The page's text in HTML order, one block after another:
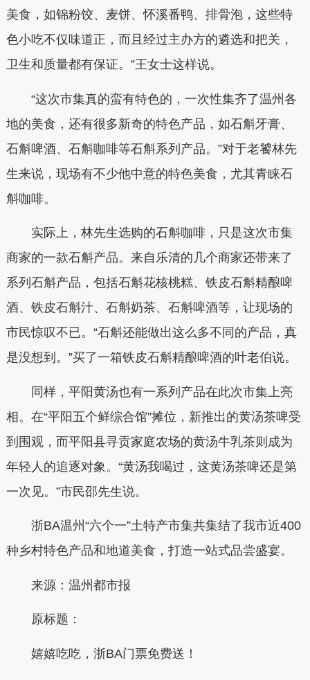
美食，如锦粉饺、麦饼、怀溪番鸭、排骨泡，这些特
色小吃不仅味道正，而且经过主办方的遴选和把关，
卫生和质量都有保证。”王女士这样说。
“这次市集真的蛮有特色的，一次性集齐了温州各
地的美食，还有很多新奇的特色产品，如石斛牙膏、
石斛啤酒、石斛咖啡等石斛系列产品。”对于老饕林先
生来说，现场有不少他中意的特色美食，尤其青睐石
斛咖啡。
实际上，林先生选购的石斛咖啡，只是这次市集
商家的一款石斛产品。来自乐清的几个商家还带来了
系列石斛产品，包括石斛花核桃糕、铁皮石斛精酿啤
酒、铁皮石斛汁、石斛奶茶、石斛啤酒等，让现场的
市民惊叹不已。“石斛还能做出这么多不同的产品，真
是没想到。”买了一箱铁皮石斛精酿啤酒的叶老伯说。
同样，平阳黄汤也有一系列产品在此次市集上亮
相。在“平阳五个鲜综合馆”摊位，新推出的黄汤茶啤受
到围观，而平阳县寻贡家庭农场的黄汤牛乳茶则成为
年轻人的追逐对象。“黄汤我喝过，这黄汤茶啤还是第
一次见。”市民邵先生说。
浙BA温州“六个一”土特产市集共集结了我市近400
种乡村特色产品和地道美食，打造一站式品尝盛宴。
来源：温州都市报
原标题：
嬉嬉吃吃，浙BA门票免费送！